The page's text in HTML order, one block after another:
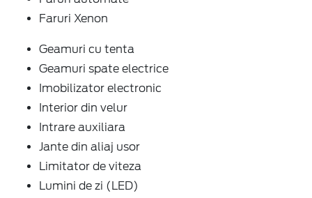
Faruri Xenon
Geamuri cu tenta
Geamuri spate electrice
Imobilizator electronic
Interior din velur
Intrare auxiliara
Jante din aliaj usor
Limitator de viteza
Lumini de zi (LED)